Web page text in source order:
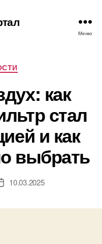
Меню
как
стал
и как
выбрать
10.03.2025